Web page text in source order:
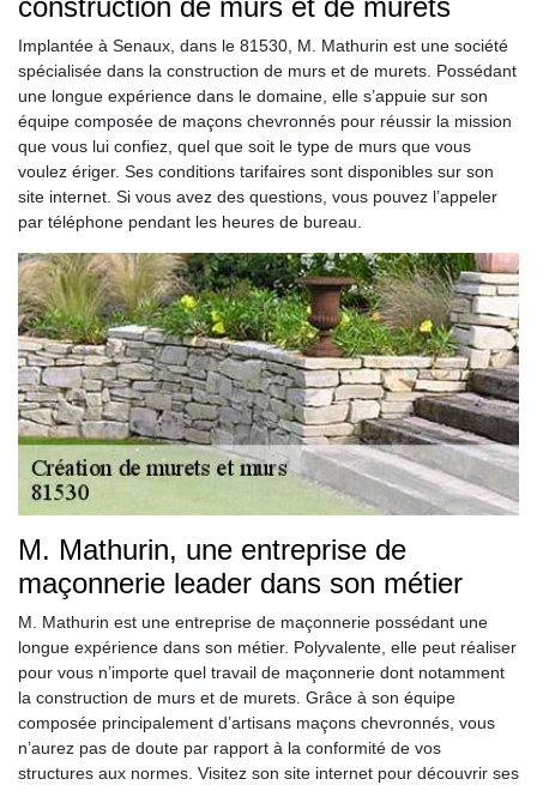
Implantée à Senaux, dans le 81530, M. Mathurin est une société
spécialisée dans la construction de murs et de murets. Possédant
une longue expérience dans le domaine, elle s’appuie sur son
équipe composée de maçons chevronnés pour réussir la mission
que vous lui confiez, quel que soit le type de murs que vous
voulez ériger. Ses conditions tarifaires sont disponibles sur son
site internet. Si vous avez des questions, vous pouvez l’appeler
par téléphone pendant les heures de bureau.
M. Mathurin, une entreprise de
maçonnerie leader dans son métier
M. Mathurin est une entreprise de maçonnerie possédant une
longue expérience dans son métier. Polyvalente, elle peut réaliser
pour vous n’importe quel travail de maçonnerie dont notamment
la construction de murs et de murets. Grâce à son équipe
composée principalement d’artisans maçons chevronnés, vous
n’aurez pas de doute par rapport à la conformité de vos
structures aux normes. Visitez son site internet pour découvrir ses